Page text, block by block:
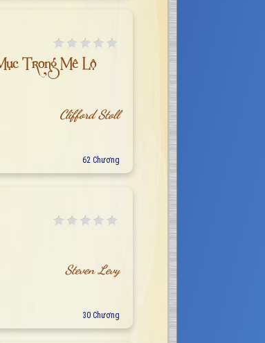
Trong Mê Lộ
Clifford Stoll
62 Chương
Steven Levy
30 Chương